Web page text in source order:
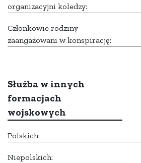
organizacyjni koledzy:
Członkowie rodziny
zaangażowani w konspirację:
Służba w innych
formacjach
wojskowych
Polskich:
Niepolskich: